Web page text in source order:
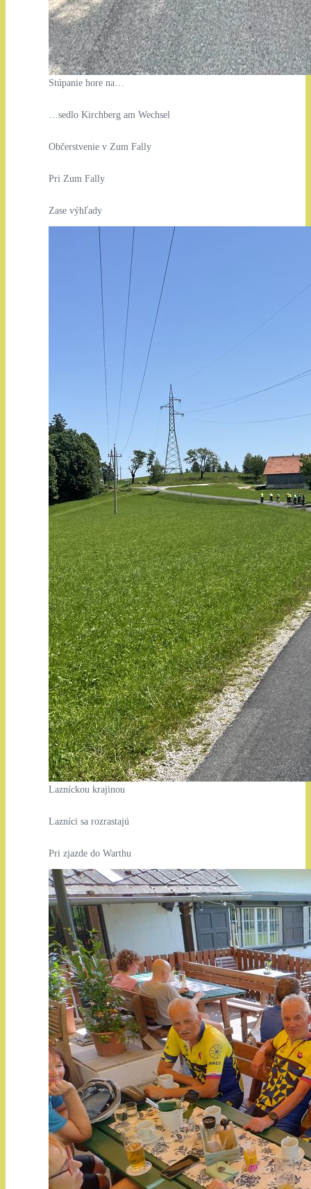
Stúpanie hore na…
…sedlo Kirchberg am Wechsel
Občerstvenie v Zum Fally
Pri Zum Fally
Zase výhľady
Lazníckou krajinou
Lazníci sa rozrastajú
Pri zjazde do Warthu